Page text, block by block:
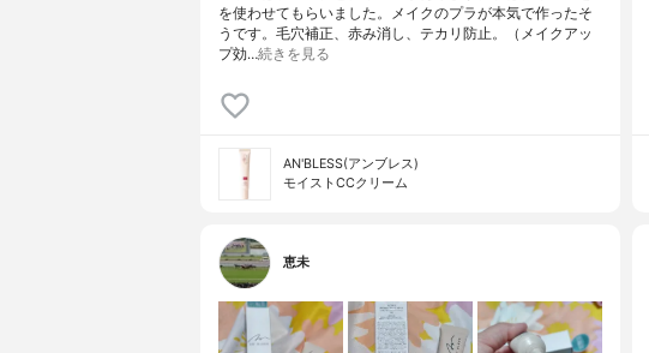
を使わせてもらいました。メイクのプラが本気で作ったそ
うです。毛穴補正、赤み消し、テカリ防止。（メイクアッ
プ効…続きを見る
AN'BLESS(アンブレス)
モイストCCクリーム
恵未